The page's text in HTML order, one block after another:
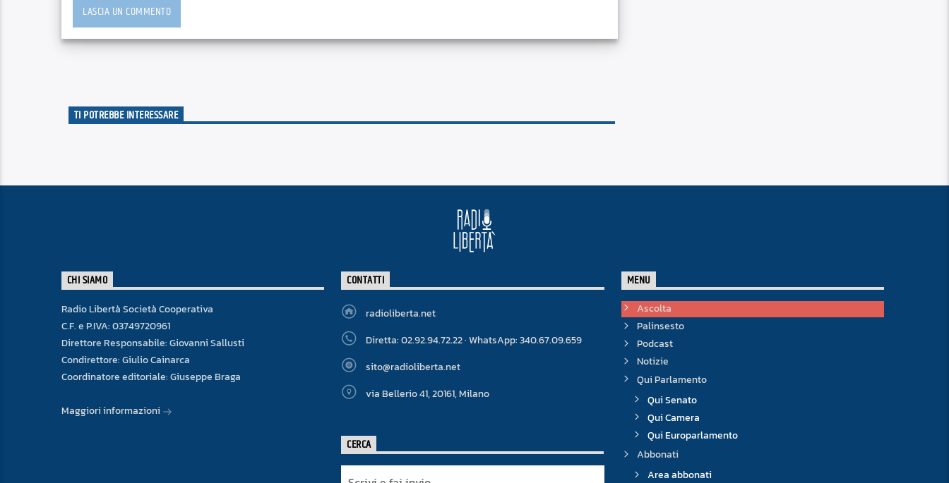
TI POTREBBE INTERESSARE
CHI SIAMO
Radio Libertà Società Cooperativa
C.F. e P.IVA: 03749720961
Direttore Responsabile: Giovanni Sallusti
Condirettore: Giulio Cainarca
Coordinatore editoriale: Giuseppe Braga
Maggiori informazioni
CONTATTI
radioliberta.net
Diretta: 02.92.94.72.22 · WhatsApp: 340.67.09.659
sito@radioliberta.net
via Bellerio 41, 20161, Milano
MENU
Ascolta
Palinsesto
Podcast
Notizie
Qui Parlamento
Qui Senato
Qui Camera
Qui Europarlamento
Abbonati
Area abbonati
CERCA